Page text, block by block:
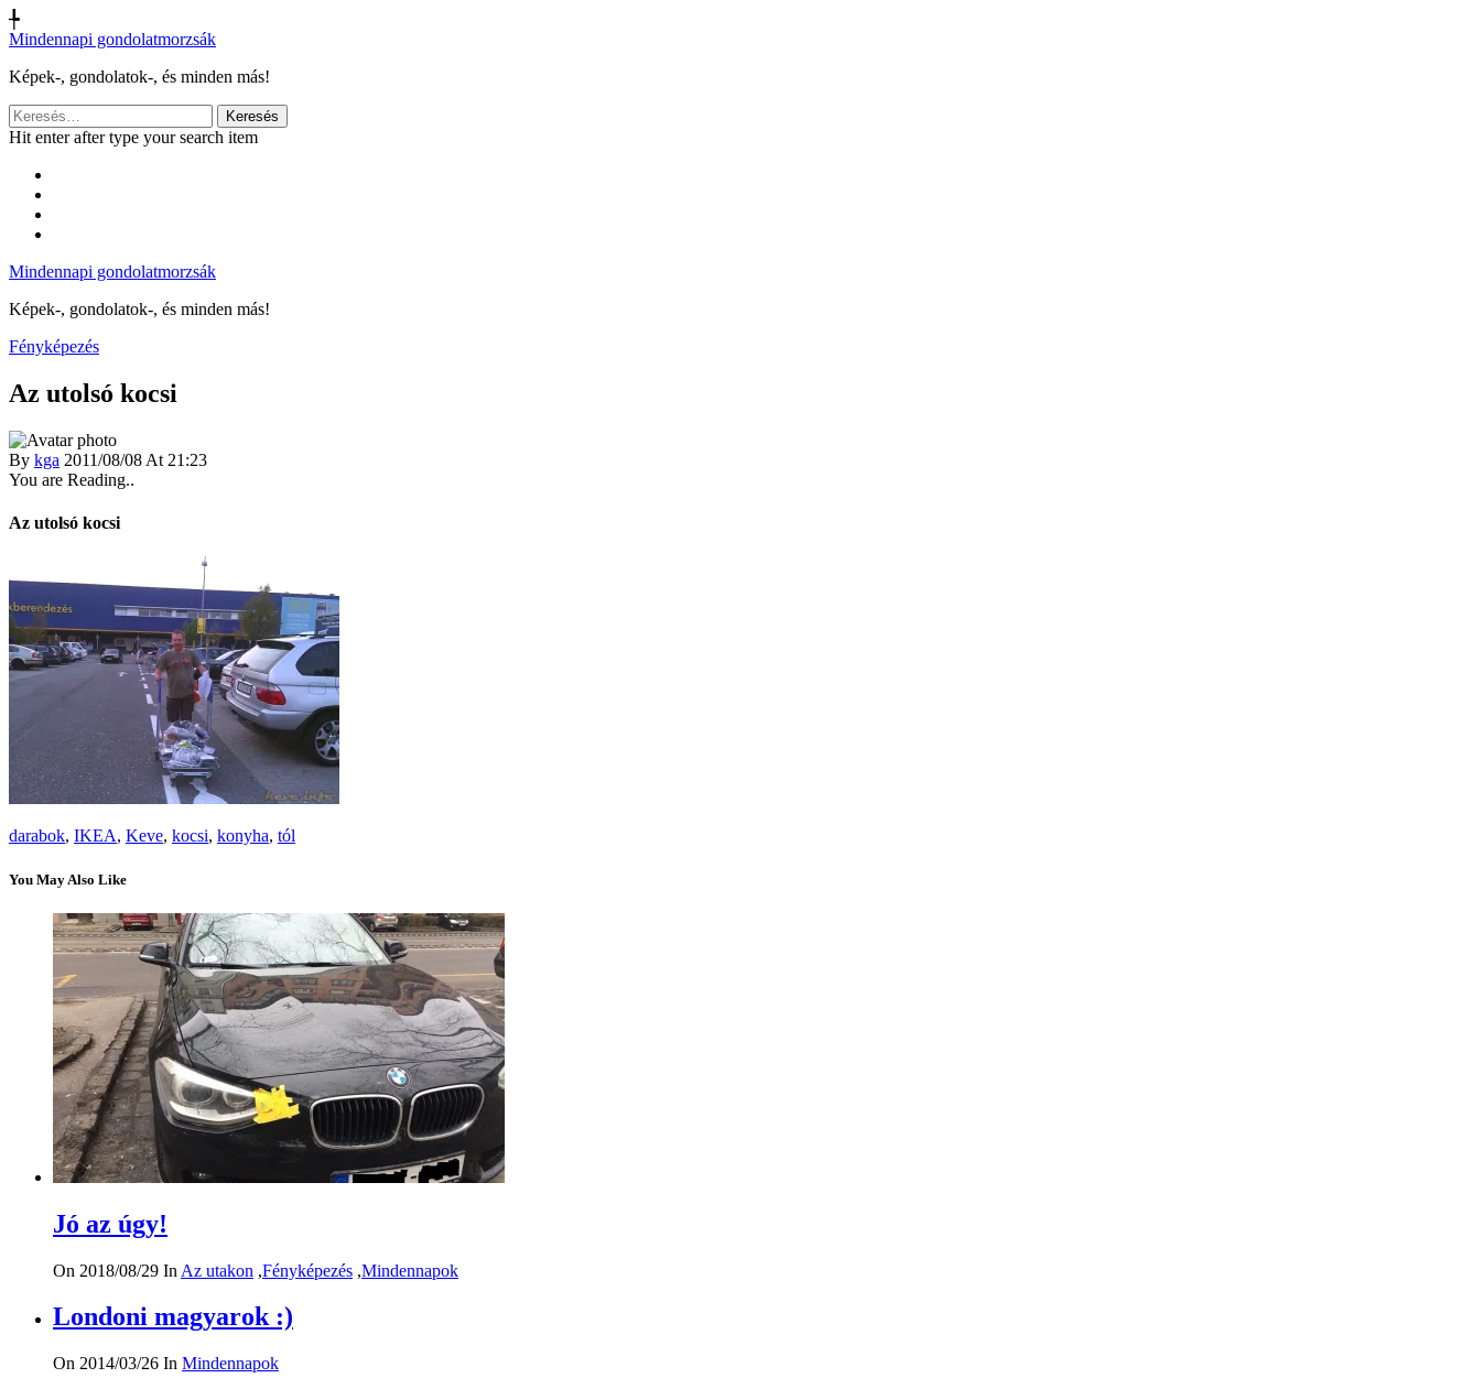
╄
Mindennapi gondolatmorzsák
Képek-, gondolatok-, és minden más!
Keresés:
Hit enter after type your search item
Mindennapi gondolatmorzsák
Képek-, gondolatok-, és minden más!
Fényképezés
Az utolsó kocsi
By kga 2011/08/08 At 21:23
You are Reading..
Az utolsó kocsi
darabok, IKEA, Keve, kocsi, konyha, tól
You May Also Like
Jó az úgy!
On 2018/08/29 In Az utakon ,Fényképezés ,Mindennapok
Londoni magyarok :)
On 2014/03/26 In Mindennapok